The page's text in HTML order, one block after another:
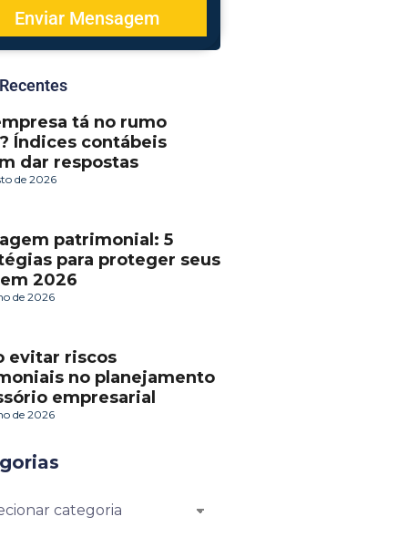
Enviar Mensagem
tá no rumo
Índices contábeis
dar respostas
de 2026
patrimonial: 5
para proteger seus
2026
de 2026
evitar riscos
no planejamento
empresarial
de 2026